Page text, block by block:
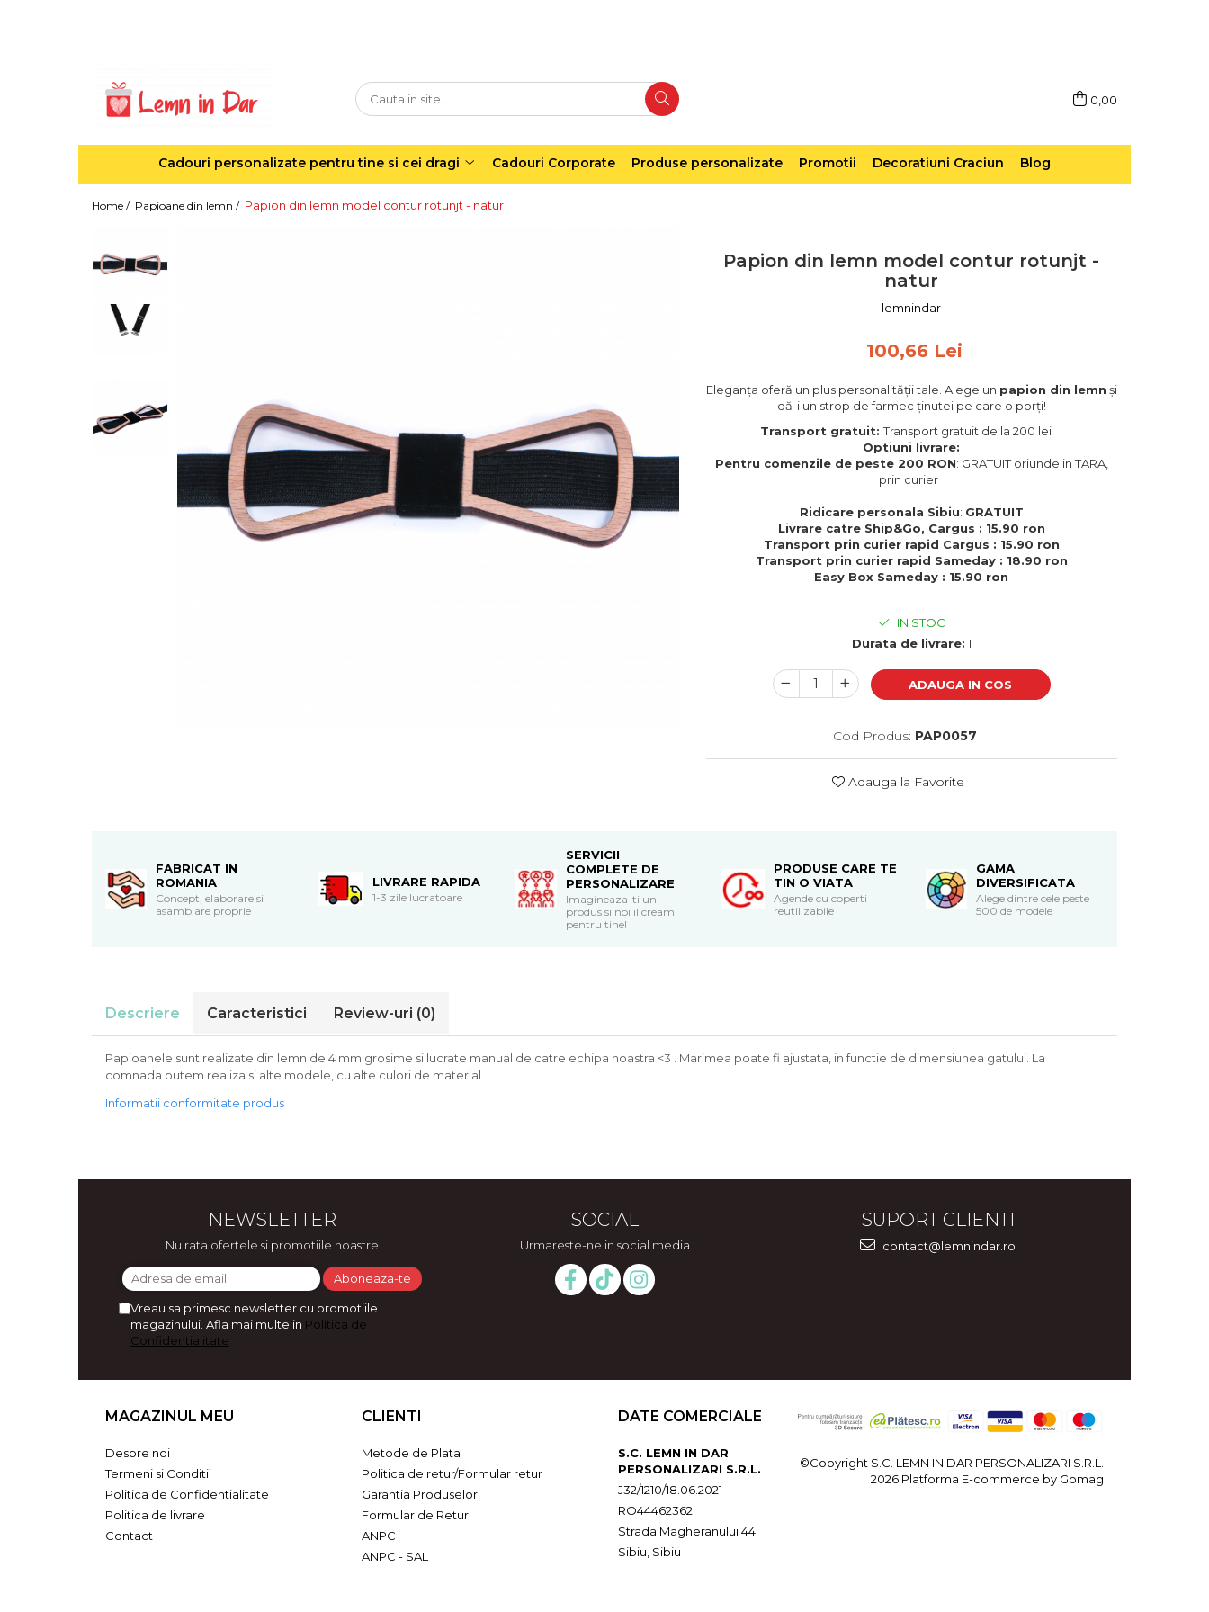
Agende din lemn
Decoratiuni pentru cei dragi
Sosete de Craciun
Magneti de Craciun
Cadouri personalizate pentru
Cadouri pentru EA
Cadouri pentru iubit
Cadouri pentru iubita
Ateliere - planse cu nisip colorat
0,00
Cadouri personalizate pentru tine si cei dragi Cadouri Corporate Produse personalizate Promotii Decoratiuni Craciun Blog
Home / Papioane din lemn / Papion din lemn model contur rotunjt - natur
Papion din lemn model contur rotunjt -
natur
lemnindar
100,66 Lei
Eleganța oferă un plus personalității tale. Alege un papion din lemn și
dă-i un strop de farmec ținutei pe care o porți!
Transport gratuit:Transport gratuit de la 200 lei
Optiuni livrare:
Pentru comenzile de peste 200 RON: GRATUIT oriunde in TARA,
prin curier
Ridicare personala Sibiu: GRATUIT
Livrare catre Ship&Go, Cargus : 15.90 ron
Transport prin curier rapid Cargus : 15.90 ron
Transport prin curier rapid Sameday : 18.90 ron
Easy Box Sameday : 15.90 ron
IN STOC
Durata de livrare: 1
ADAUGA IN COS
Cod Produs: PAP0057
Adauga la Favorite
FABRICAT IN
ROMANIA
Concept, elaborare si
asamblare proprie
LIVRARE RAPIDA
1-3 zile lucratoare
SERVICII
COMPLETE DE
PERSONALIZARE
Imagineaza-ti un
produs si noi il cream
pentru tine!
PRODUSE CARE TE
TIN O VIATA
Agende cu coperti
reutilizabile
GAMA
DIVERSIFICATA
Alege dintre cele peste
500 de modele
Descriere Caracteristici Review-uri (0)
Papioanele sunt realizate din lemn de 4 mm grosime si lucrate manual de catre echipa noastra <3 . Marimea poate fi ajustata, in functie de dimensiunea gatului. La
comnada putem realiza si alte modele, cu alte culori de material.
Informatii conformitate produs
NEWSLETTER
Nu rata ofertele si promotiile noastre
Vreau sa primesc newsletter cu promotiile
magazinului. Afla mai multe in Politica de
Confidentialitate
SOCIAL
Urmareste-ne in social media
SUPORT CLIENTI
contact@lemnindar.ro
MAGAZINUL MEU
Despre noi
Termeni si Conditii
Politica de Confidentialitate
Politica de livrare
Contact
CLIENTI
Metode de Plata
Politica de retur/Formular retur
Garantia Produselor
Formular de Retur
ANPC
ANPC - SAL
DATE COMERCIALE
S.C. LEMN IN DAR
PERSONALIZARI S.R.L.
J32/1210/18.06.2021
RO44462362
Strada Magheranului 44
Sibiu, Sibiu
©Copyright S.C. LEMN IN DAR PERSONALIZARI S.R.L.
2026 Platforma E-commerce by Gomag